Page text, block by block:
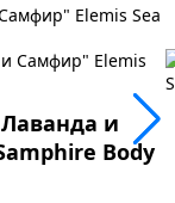
Elemis Sea
и
Body